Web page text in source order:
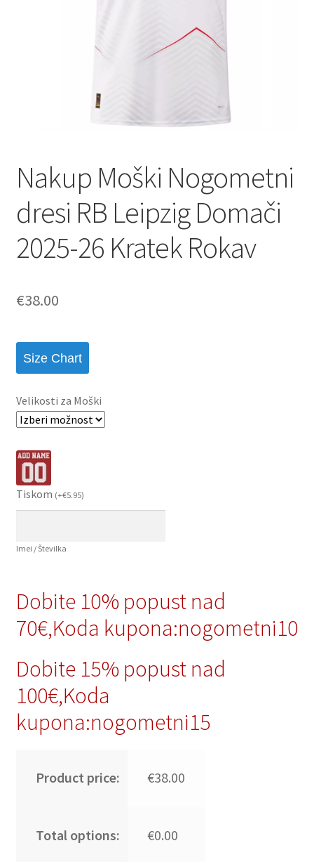
Nakup Moški Nogometni
dresi RB Leipzig Domači
2025-26 Kratek Rokav
€38.00
Size Chart
Velikosti za Moški
Tiskom (+€5.95)
Imei / Številka
Dobite 10% popust nad
70€,Koda kupona:nogometni10
Dobite 15% popust nad
100€,Koda
kupona:nogometni15
Product price: €38.00
Total options: €0.00